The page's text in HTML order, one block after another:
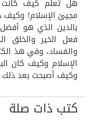
هل تعلم كيف كانت
مجيئ الإسلام! وكيف
بالدين الذي هو
فعل الخير والخلق
والفساد، وفي هذ
الإسلام وكيف كان
وكيف أصبحت بعد
كتب ذات صلة